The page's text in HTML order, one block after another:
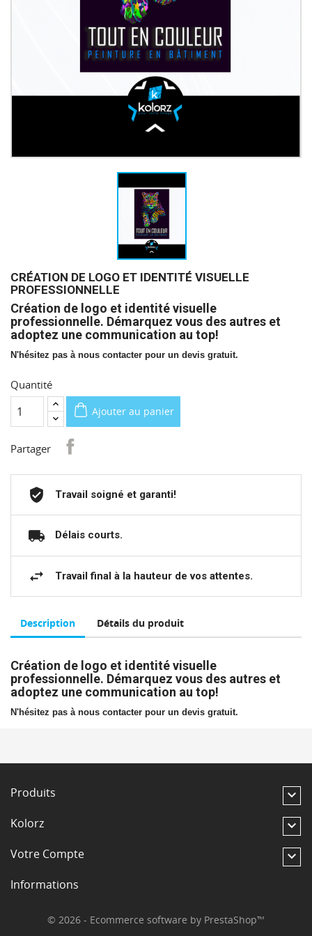
CRÉATION DE LOGO ET IDENTITÉ VISUELLE
PROFESSIONNELLE
Création de logo et identité visuelle
professionnelle. Démarquez vous des autres et
adoptez une communication au top!
N'hésitez pas à nous contacter pour un devis gratuit.
Quantité
Ajouter au panier
Partager
Travail soigné et garanti!
Délais courts.
Travail final à la hauteur de vos attentes.
Description Détails du produit
Création de logo et identité visuelle
professionnelle. Démarquez vous des autres et
adoptez une communication au top!
N'hésitez pas à nous contacter pour un devis gratuit.
Produits 
Kolorz 
Votre Compte 
Informations
© 2026 - Ecommerce software by PrestaShop™